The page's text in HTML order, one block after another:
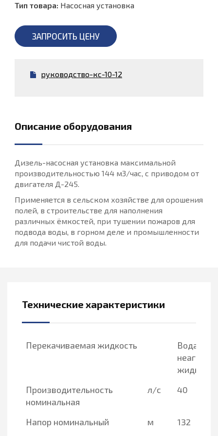
Тип товара: Насосная установка
ЗАПРОСИТЬ ЦЕНУ
руководство-кс-10-12
Описание оборудования
Дизель-насосная установка максимальной
производительностью 144 м3/час, с приводом от
двигателя Д-245.
Применяется в сельском хозяйстве для орошения
полей, в строительстве для наполнения
различных ёмкостей, при тушении пожаров для
подвода воды, в горном деле и промышленности
для подачи чистой воды.
Технические характеристики
Перекачиваемая жидкость
Вода,
жидкости
Производительность
номинальная
л/с 40
Напор номинальный м
132